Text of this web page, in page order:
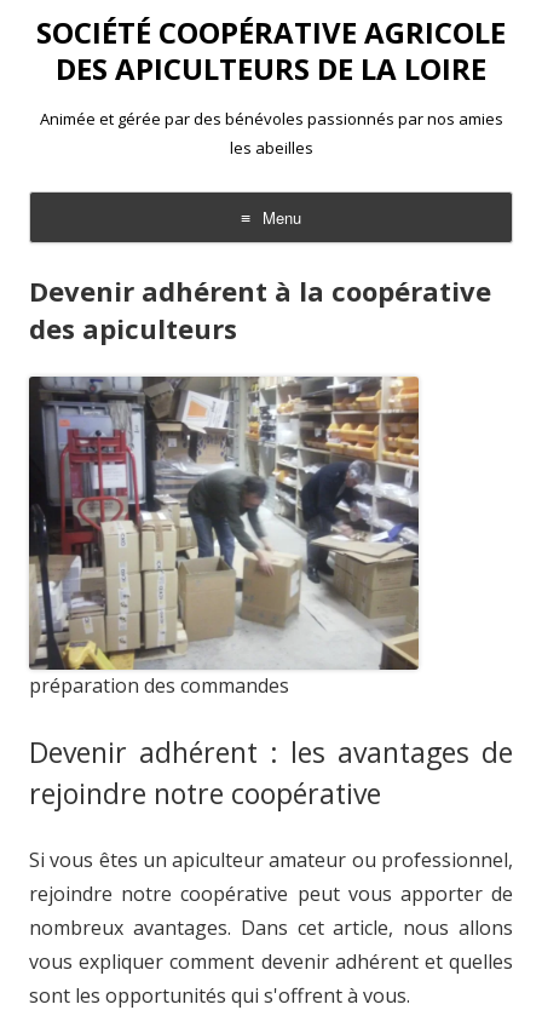
SOCIÉTÉ COOPÉRATIVE AGRICOLE
DES APICULTEURS DE LA LOIRE
Animée et gérée par des bénévoles passionnés par nos amies
les abeilles
Menu
Aller
contenu
Devenir adhérent à la coopérative
des apiculteurs
préparation des commandes
Devenir adhérent : les avantages de
rejoindre notre coopérative
Si vous êtes un apiculteur amateur ou professionnel,
rejoindre notre coopérative peut vous apporter de
nombreux avantages. Dans cet article, nous allons
vous expliquer comment devenir adhérent et quelles
sont les opportunités qui s'offrent à vous.